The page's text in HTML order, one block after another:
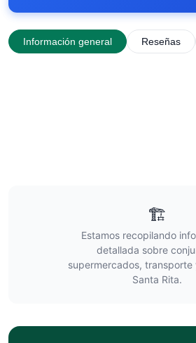
Información general Reseñas
🏗️
Estamos recopilando
detallada sobre
supermercados, transporte
Santa Rita.